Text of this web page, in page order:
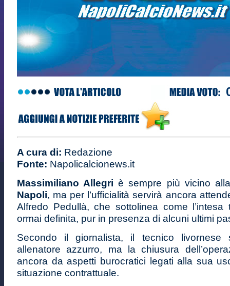
A cura di: Redazione
Fonte: Napolicalcionews.it
Massimiliano Allegriè sempre più vicino
Napoli, ma per l’ufficialità servirà ancora
Alfredo Pedullà, che sottolinea come
ormai definita, pur in presenza di alcuni ultimi
Secondo il giornalista, il tecnico livornese
allenatore azzurro, ma la chiusura
ancora da aspetti burocratici legati alla sua
situazione contrattuale.